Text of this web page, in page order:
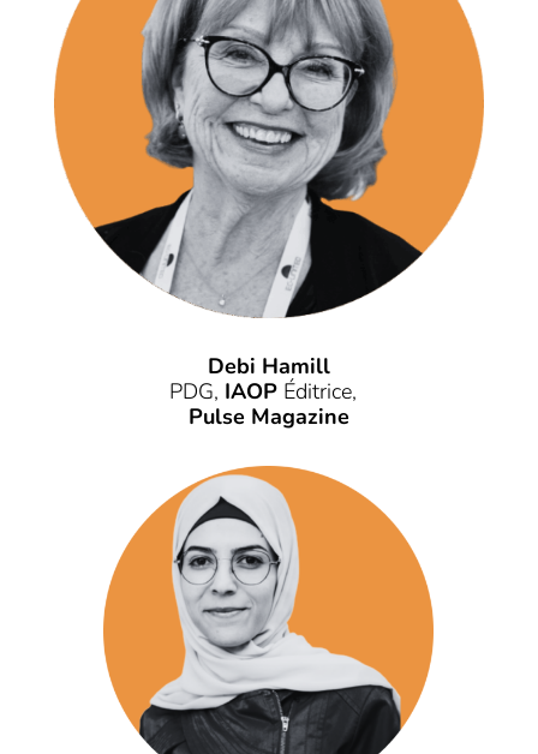
Debi Hamill
PDG, IAOPÉditrice,
Pulse Magazine